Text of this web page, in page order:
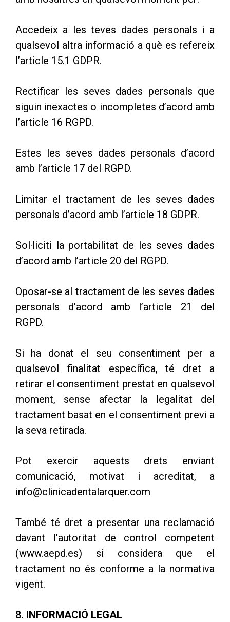
Accedeix a les teves dades personals i a
qualsevol altra informació a què es refereix
l’article 15.1 GDPR.
Rectificar les seves dades personals que
siguin inexactes o incompletes d’acord amb
l’article 16 RGPD.
Estes les seves dades personals d’acord
amb l’article 17 del RGPD.
Limitar el tractament de les seves dades
personals d’acord amb l’article 18 GDPR.
Sol·liciti la portabilitat de les seves dades
d’acord amb l’article 20 del RGPD.
Oposar-se al tractament de les seves dades
personals d’acord amb l’article 21 del
RGPD.
Si ha donat el seu consentiment per a
qualsevol finalitat específica, té dret a
retirar el consentiment prestat en qualsevol
moment, sense afectar la legalitat del
tractament basat en el consentiment previ a
la seva retirada.
Pot exercir aquests drets enviant
comunicació, motivat i acreditat, a
info@clinicadentalarquer.com
També té dret a presentar una reclamació
davant l’autoritat de control competent
(www.aepd.es) si considera que el
tractament no és conforme a la normativa
vigent.
8. INFORMACIÓ LEGAL